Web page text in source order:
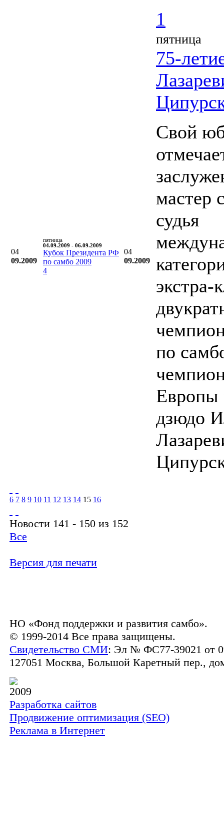
1
04
09.2009
пятница
04.09.2009 - 06.09.2009
Кубок Президента РФ
по самбо 2009
4
04
09.2009
пятница
75-
Свой
мастер
судья
экстра-
по
Европы
дзюдо
6 7 8 9 10 11 12 13 14 15 16
Новости 141 - 150 из 152
Все
Версия для печати
НО «Фонд поддержки и развития самбо».
© 1999-2014 Все права защищены.
Свидетельство СМИ: Эл № ФС77-39021 от
127051 Москва, Большой Каретный пер.,
2009
Разработка сайтов
Продвижение оптимизация (SEO)
Реклама в Интернет